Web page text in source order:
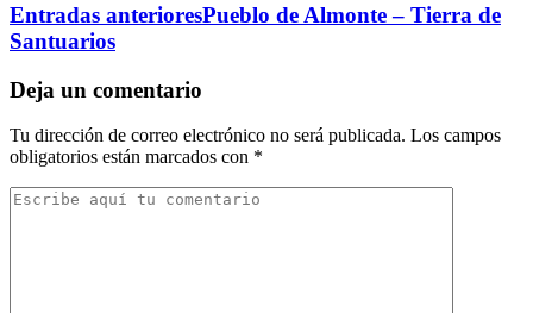
Entradas anterioresPueblo de Almonte – Tierra de
Santuarios
Deja un comentario
Tu dirección de correo electrónico no será publicada. Los campos
obligatorios están marcados con *